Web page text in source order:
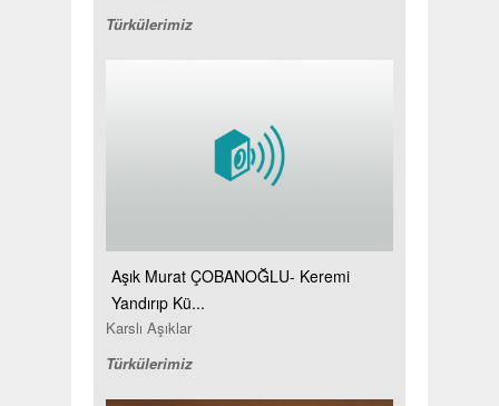
Türkülerimiz
Aşık Murat ÇOBANOĞLU- Keremi
Yandırıp Kü...
Karslı Aşıklar
Türkülerimiz